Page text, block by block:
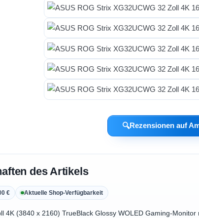
🔍Rezensionen auf
des Artikels
€ Aktuelle Shop-Verfügbarkeit
4K (3840 x 2160) TrueBlack Glossy WOLED Gaming-